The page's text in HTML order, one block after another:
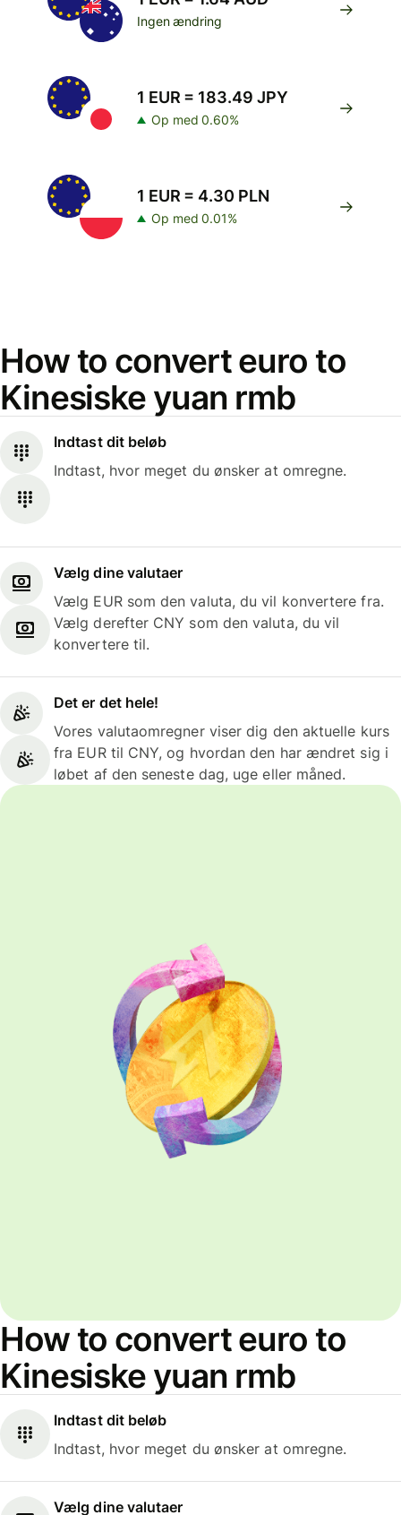
Ingen ændring
1 EUR = 183.49 JPY
Op med 0.60%
1 EUR = 4.30 PLN
Op med 0.01%
How to convert euro to
Kinesiske yuan rmb
Indtast dit beløb
Indtast, hvor meget du ønsker at omregne.
Vælg dine valutaer
Vælg EUR som den valuta, du vil konvertere fra.
Vælg derefter CNY som den valuta, du vil
konvertere til.
Det er det hele!
Vores valutaomregner viser dig den aktuelle kurs
fra EUR til CNY, og hvordan den har ændret sig i
løbet af den seneste dag, uge eller måned.
How to convert euro to
Kinesiske yuan rmb
Indtast dit beløb
Indtast, hvor meget du ønsker at omregne.
Vælg dine valutaer